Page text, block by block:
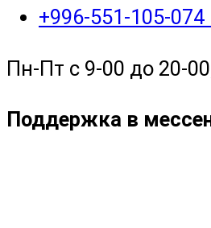
+996-551-105-
Пн-Пт с 9-00 до 20-
Поддержка в